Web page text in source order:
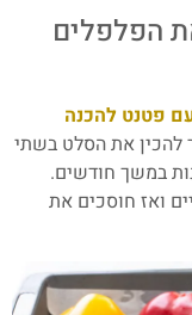
הפלפלים
פטנט להכנה
להכין את הסלט בשתי
במשך חודשים.
ואז חוסכים את